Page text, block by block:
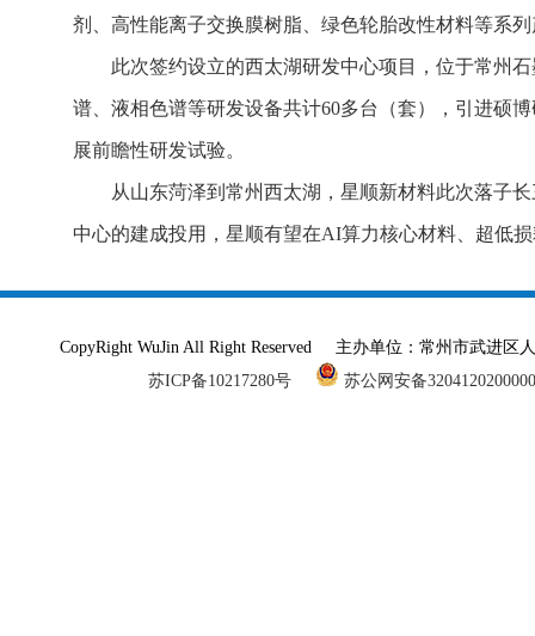
剂、高性能离子交换膜树脂、绿色轮胎改性材料等系
此次签约设立的西太湖研发中心项目，位于常州
谱、液相色谱等研发设备共计60多台（套），引进硕
展前瞻性研发试验。
从山东菏泽到常州西太湖，星顺新材料此次落子
中心的建成投用，星顺有望在AI算力核心材料、超低
CopyRight WuJin All Right Reserved 主办单位：常州市武进
苏ICP备10217280号
苏公网安备